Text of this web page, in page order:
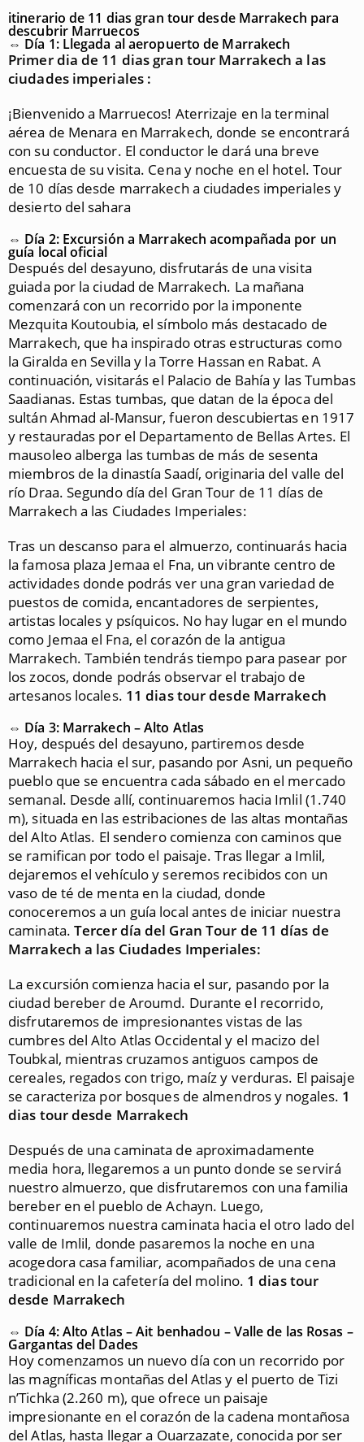
itinerario de 11 dias gran tour desde Marrakech para
descubrir Marruecos
⇔ Día 1: Llegada al aeropuerto de Marrakech
Primer dia de 11 dias gran tour Marrakech a las
ciudades imperiales :
¡Bienvenido a Marruecos! Aterrizaje en la terminal
aérea de Menara en Marrakech, donde se encontrará
con su conductor. El conductor le dará una breve
encuesta de su visita. Cena y noche en el hotel. Tour
de 10 días desde marrakech a ciudades imperiales y
desierto del sahara
⇔ Día 2: Excursión a Marrakech acompañada por un
guía local oficial
Después del desayuno, disfrutarás de una visita
guiada por la ciudad de Marrakech. La mañana
comenzará con un recorrido por la imponente
Mezquita Koutoubia, el símbolo más destacado de
Marrakech, que ha inspirado otras estructuras como
la Giralda en Sevilla y la Torre Hassan en Rabat. A
continuación, visitarás el Palacio de Bahía y las Tumbas
Saadianas. Estas tumbas, que datan de la época del
sultán Ahmad al-Mansur, fueron descubiertas en 1917
y restauradas por el Departamento de Bellas Artes. El
mausoleo alberga las tumbas de más de sesenta
miembros de la dinastía Saadí, originaria del valle del
río Draa. Segundo día del Gran Tour de 11 días de
Marrakech a las Ciudades Imperiales:
Tras un descanso para el almuerzo, continuarás hacia
la famosa plaza Jemaa el Fna, un vibrante centro de
actividades donde podrás ver una gran variedad de
puestos de comida, encantadores de serpientes,
artistas locales y psíquicos. No hay lugar en el mundo
como Jemaa el Fna, el corazón de la antigua
Marrakech. También tendrás tiempo para pasear por
los zocos, donde podrás observar el trabajo de
artesanos locales. 11 dias tour desde Marrakech
⇔ Día 3: Marrakech – Alto Atlas
Hoy, después del desayuno, partiremos desde
Marrakech hacia el sur, pasando por Asni, un pequeño
pueblo que se encuentra cada sábado en el mercado
semanal. Desde allí, continuaremos hacia Imlil (1.740
m), situada en las estribaciones de las altas montañas
del Alto Atlas. El sendero comienza con caminos que
se ramifican por todo el paisaje. Tras llegar a Imlil,
dejaremos el vehículo y seremos recibidos con un
vaso de té de menta en la ciudad, donde
conoceremos a un guía local antes de iniciar nuestra
caminata. Tercer día del Gran Tour de 11 días de
Marrakech a las Ciudades Imperiales:
La excursión comienza hacia el sur, pasando por la
ciudad bereber de Aroumd. Durante el recorrido,
disfrutaremos de impresionantes vistas de las
cumbres del Alto Atlas Occidental y el macizo del
Toubkal, mientras cruzamos antiguos campos de
cereales, regados con trigo, maíz y verduras. El paisaje
se caracteriza por bosques de almendros y nogales. 1
dias tour desde Marrakech
Después de una caminata de aproximadamente
media hora, llegaremos a un punto donde se servirá
nuestro almuerzo, que disfrutaremos con una familia
bereber en el pueblo de Achayn. Luego,
continuaremos nuestra caminata hacia el otro lado del
valle de Imlil, donde pasaremos la noche en una
acogedora casa familiar, acompañados de una cena
tradicional en la cafetería del molino. 1 dias tour
desde Marrakech
⇔ Día 4: Alto Atlas – Ait benhadou – Valle de las Rosas –
Gargantas del Dades
Hoy comenzamos un nuevo día con un recorrido por
las magníficas montañas del Atlas y el puerto de Tizi
n’Tichka (2.260 m), que ofrece un paisaje
impresionante en el corazón de la cadena montañosa
del Atlas, hasta llegar a Ouarzazate, conocida por ser